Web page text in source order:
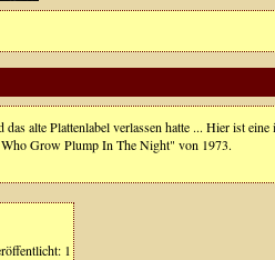
alte Plattenlabel verlassen hatte ... Hier ist
Grow Plump In The Night" von 1973.
1